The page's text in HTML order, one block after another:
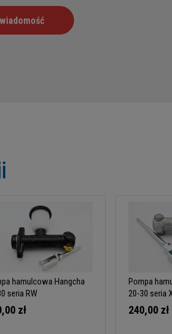
hamulcowa Hangcha
seria RW
zł
Pompa
20-30 seria
240,00 zł